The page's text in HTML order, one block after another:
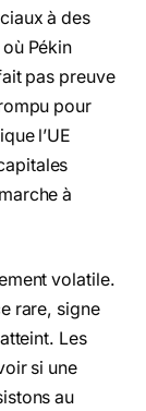
à des
Pékin
pas preuve
pour
l’UE
à
volatile.
rare, signe
Les
si une
au